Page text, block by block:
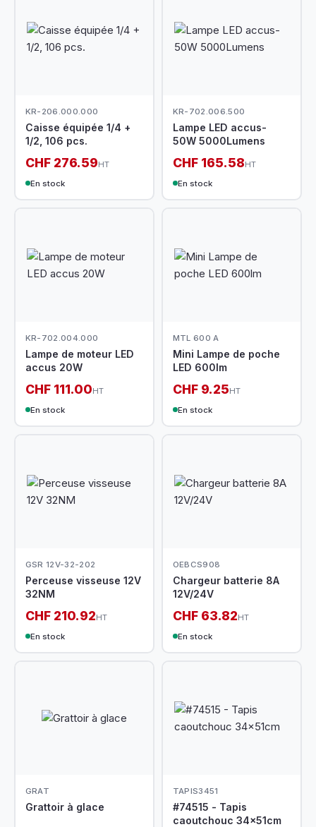
KR-206.000.000
Caisse équipée 1/4 +
1/2, 106 pcs.
CHF 276.59HT
En stock
KR-702.006.500
Lampe LED accus-
50W 5000Lumens
CHF 165.58HT
En stock
KR-702.004.000
Lampe de moteur LED
accus 20W
CHF 111.00HT
En stock
MTL 600 A
Mini Lampe de poche
LED 600lm
CHF 9.25HT
En stock
GSR 12V-32-202
Perceuse visseuse 12V
32NM
CHF 210.92HT
En stock
OEBCS908
Chargeur batterie 8A
12V/24V
CHF 63.82HT
En stock
GRAT
Grattoir à glace
TAPIS3451
#74515 - Tapis
caoutchouc 34x51cm